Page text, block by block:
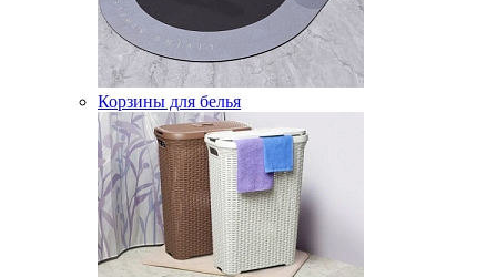
Корзины для белья